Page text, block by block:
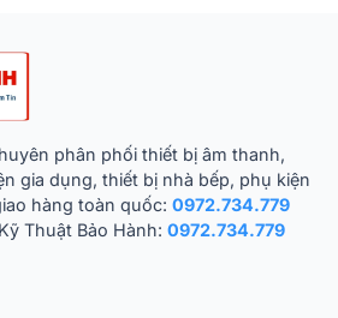
phân phối thiết bị âm thanh,
gia dụng, thiết bị nhà bếp, phụ kiện
hàng toàn quốc: 0972.734.779
Thuật Bảo Hành: 0972.734.779